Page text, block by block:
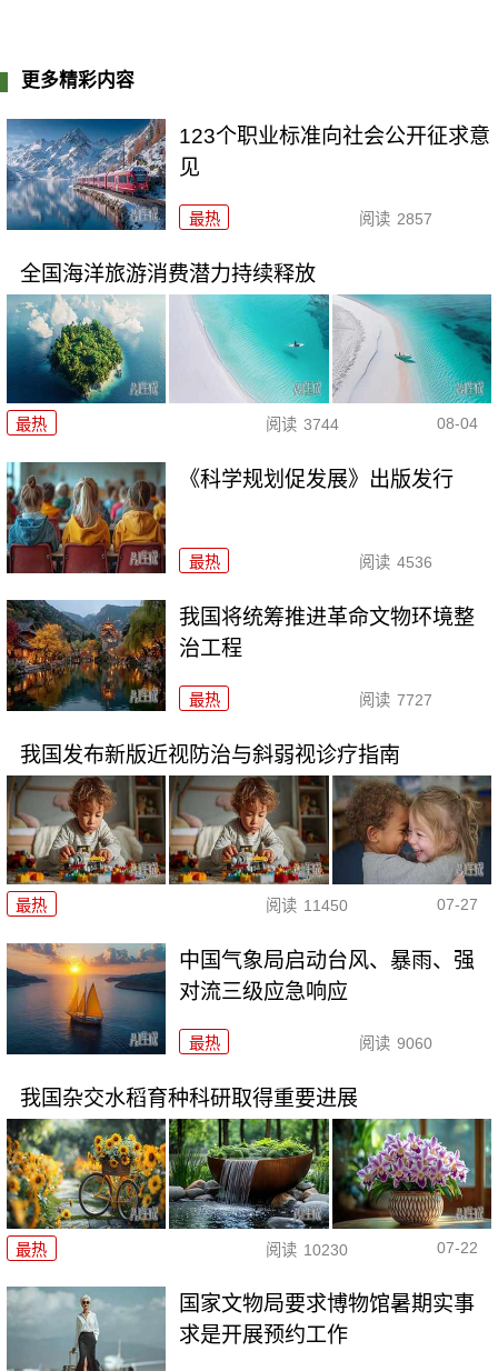
更多精彩内容
123个职业标准向社会公开征求意
见
最热 阅读 2857
全国海洋旅游消费潜力持续释放
最热 阅读 3744 08-04
《科学规划促发展》出版发行
最热 阅读 4536
我国将统筹推进革命文物环境整
治工程
最热 阅读 7727
我国发布新版近视防治与斜弱视诊疗指南
最热 阅读 11450 07-27
中国气象局启动台风、暴雨、强
对流三级应急响应
最热 阅读 9060
我国杂交水稻育种科研取得重要进展
最热 阅读 10230 07-22
国家文物局要求博物馆暑期实事
求是开展预约工作